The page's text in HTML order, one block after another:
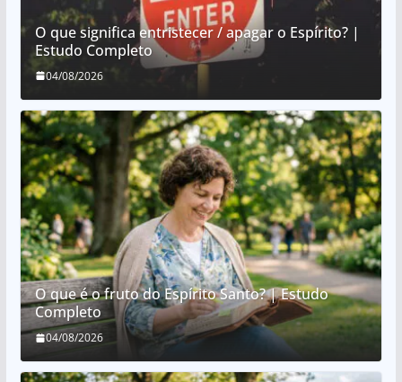
O que significa entristecer / apagar o Espírito? |
Estudo Completo
04/08/2026
O que é o fruto do Espírito Santo? | Estudo
Completo
04/08/2026